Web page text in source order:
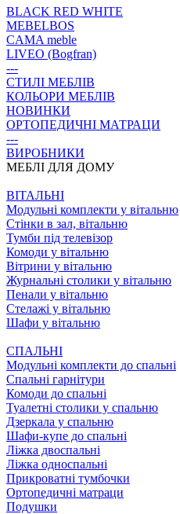
BLACK RED WHITE
MEBELBOS
CAMA meble
LIVEO (Bogfran)
---
СТИЛІ МЕБЛІВ
КОЛЬОРИ МЕБЛІВ
НОВИНКИ
ОРТОПЕДИЧНІ МАТРАЦИ
---
ВИРОБНИКИ
МЕБЛІ ДЛЯ ДОМУ
ВIТАЛЬНI
Модульні комплекти у вітальню
Стінки в зал, вітальню
Тумби під телевізор
Комоди у вітальню
Вітрини у вітальню
Журнальні столики у вітальню
Пенали у вітальню
Стелажі у вітальню
Шафи у вітальню
СПАЛЬНІ
Модульні комплекти до спальні
Спальні гарнітури
Комоди до спальні
Туалетні столики у спальню
Дзеркала у спальню
Шафи-купе до спальні
Ліжка двоспальні
Ліжка односпальні
Прикроватні тумбочки
Ортопедичні матраци
Подушки